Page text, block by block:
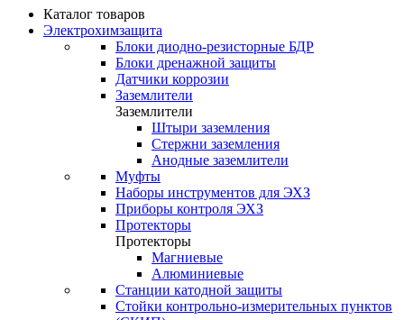
Каталог товаров
Электрохимзащита
Блоки диодно-резисторные БДР
Блоки дренажной защиты
Датчики коррозии
Заземлители
Заземлители
Штыри заземления
Стержни заземления
Анодные заземлители
Муфты
Наборы инструментов для ЭХЗ
Приборы контроля ЭХЗ
Протекторы
Протекторы
Магниевые
Алюминиевые
Станции катодной защиты
Стойки контрольно-измерительных пунктов